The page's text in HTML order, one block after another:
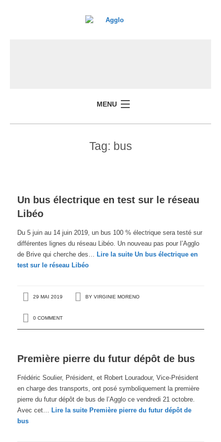
MENU
Tag: bus
Un bus électrique en test sur le réseau
Libéo
Du 5 juin au 14 juin 2019, un bus 100 % électrique sera testé sur
différentes lignes du réseau Libéo. Un nouveau pas pour l’Agglo
de Brive qui cherche des… Lire la suiteUn bus électrique en
test sur le réseau Libéo
29 MAI 2019 BY VIRGINIE MORENO
0 COMMENT
Première pierre du futur dépôt de bus
Frédéric Soulier, Président, et Robert Louradour, Vice-Président
en charge des transports, ont posé symboliquement la première
pierre du futur dépôt de bus de l’Agglo ce vendredi 21 octobre.
Avec cet… Lire la suitePremière pierre du futur dépôt de
bus